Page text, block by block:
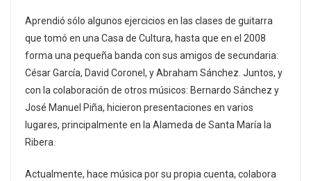
Aprendió sólo algunos ejercicios en las clases de guitarra
que tomó en una Casa de Cultura, hasta que en el 2008
forma una pequeña banda con sus amigos de secundaria:
César García, David Coronel, y Abraham Sánchez. Juntos, y
con la colaboración de otros músicos: Bernardo Sánchez y
José Manuel Piña, hicieron presentaciones en varios
lugares, principalmente en la Alameda de Santa María la
Ribera.
Actualmente, hace música por su propia cuenta, colabora